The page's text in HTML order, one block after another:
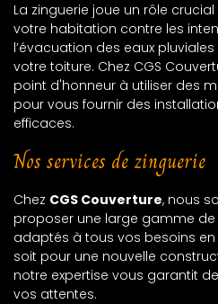
La zinguerie joue un rôle
votre habitation contre les
l’évacuation des eaux
votre toiture. Chez CGS
point d'honneur à utiliser des
pour vous fournir des
efficaces.
Nos services de zinguerie
Chez CGS Couverture, nous
proposer une large gamme de
adaptés à tous vos besoins
soit pour une nouvelle
notre expertise vous garantit
vos attentes.